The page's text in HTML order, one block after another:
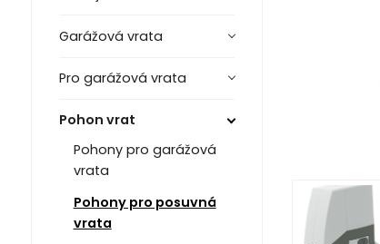
Garážová vrata
Pro garážová vrata
Pohon vrat
Pohony pro garážová
vrata
Pohony pro posuvná
vrata